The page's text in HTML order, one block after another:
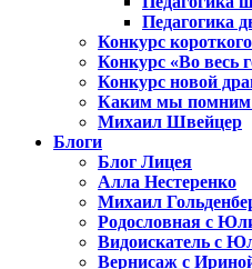
Педагогика
Конкурс
Конкурс «Во весь
Конкурс новой
Каким мы помним
Михаил Швейцер
Блоги
Блог Лицея
Алла Нестеренко
Михаил
Родословная с
Видоискатель с
Вернисаж с